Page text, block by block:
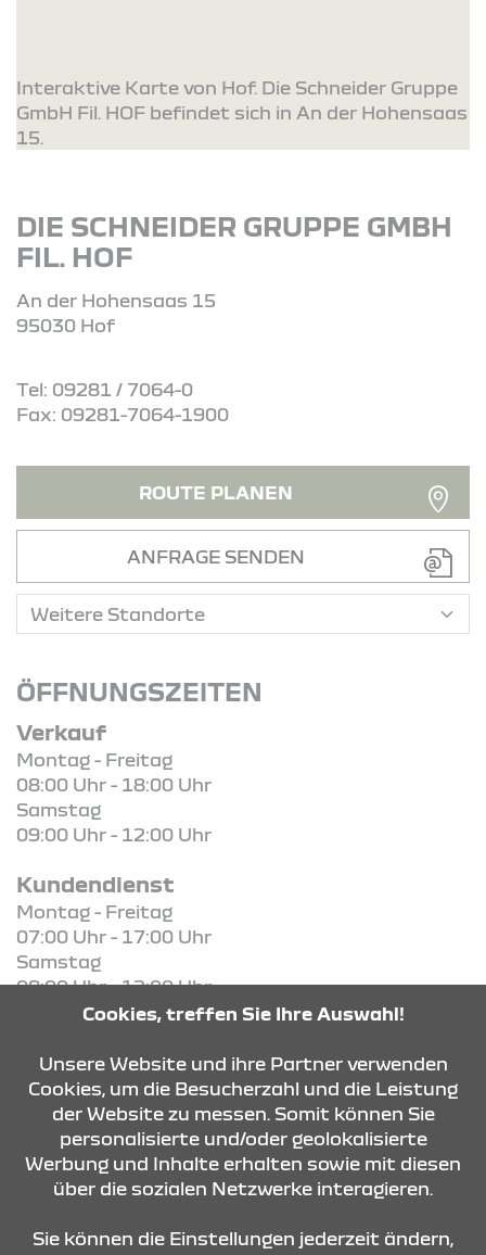
Interaktive Karte von Hof. Die Schneider Gruppe
GmbH Fil. HOF befindet sich in An der Hohensaas
15.
DIE SCHNEIDER GRUPPE GMBH
FIL. HOF
An der Hohensaas 15
95030 Hof
Tel: 09281 / 7064-0
Fax: 09281-7064-1900
ROUTE PLANEN
ANFRAGE SENDEN
ÖFFNUNGSZEITEN
Verkauf
Montag - Freitag
08:00 Uhr - 18:00 Uhr
Samstag
09:00 Uhr - 12:00 Uhr
Kundendienst
Montag - Freitag
07:00 Uhr - 17:00 Uhr
Samstag
08:00 Uhr - 12:00 Uhr
KONTAKT & ANFAHRT
ÖFFNUNGSZEITEN
STANDORTE
Cookies, treffen Sie Ihre Auswahl!
Unsere Website und ihre Partner verwenden
Cookies, um die Besucherzahl und die Leistung
der Website zu messen. Somit können Sie
personalisierte und/oder geolokalisierte
Werbung und Inhalte erhalten sowie mit diesen
über die sozialen Netzwerke interagieren.
Sie können die Einstellungen jederzeit ändern,